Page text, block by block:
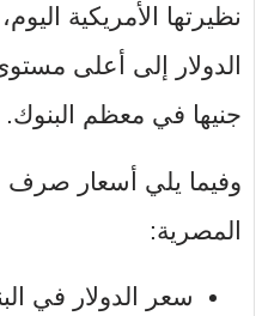
نظيرتها الأمريكية
جنيها في معظم البنوك.
وفيما يلي أسعار صرف
المصرية: